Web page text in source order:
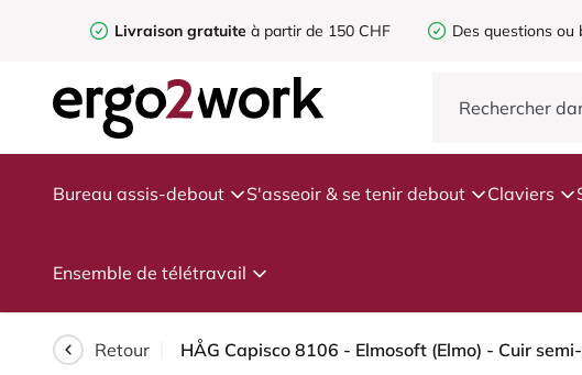
Livraison gratuite à partir de 150 CHF Des questions ou
Bureau assis-debout S'asseoir & se tenir debout Claviers
Ensemble de télétravail
Retour HÅG Capisco 8106 - Elmosoft (Elmo) - Cuir